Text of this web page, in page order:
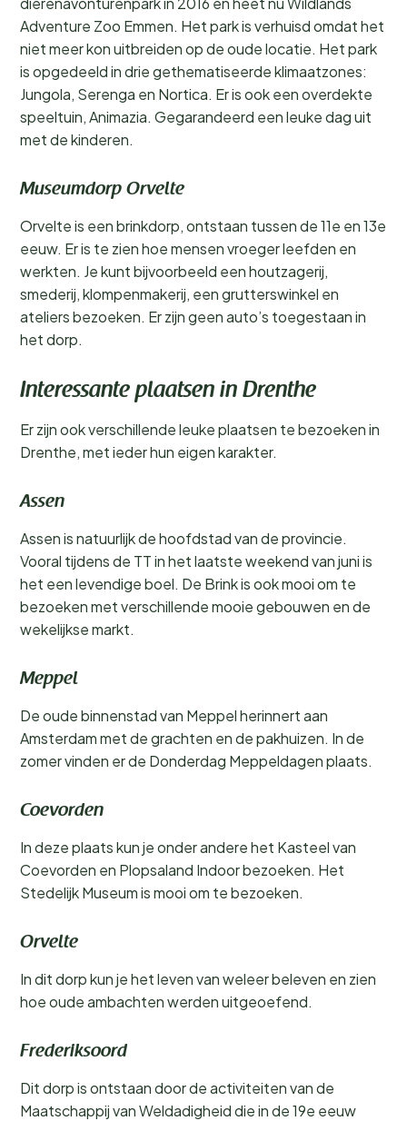
Adventure Zoo Emmen. Het park is verhuisd omdat het
niet meer kon uitbreiden op de oude locatie. Het park
is opgedeeld in drie gethematiseerde klimaatzones:
Jungola, Serenga en Nortica. Er is ook een overdekte
speeltuin, Animazia. Gegarandeerd een leuke dag uit
met de kinderen.
Museumdorp Orvelte
Orvelte is een brinkdorp, ontstaan tussen de 11e en 13e
eeuw. Er is te zien hoe mensen vroeger leefden en
werkten. Je kunt bijvoorbeeld een houtzagerij,
smederij, klompenmakerij, een grutterswinkel en
ateliers bezoeken. Er zijn geen auto’s toegestaan in
het dorp.
Interessante plaatsen in Drenthe
Er zijn ook verschillende leuke plaatsen te bezoeken in
Drenthe, met ieder hun eigen karakter.
Assen
Assen is natuurlijk de hoofdstad van de provincie.
Vooral tijdens de TT in het laatste weekend van juni is
het een levendige boel. De Brink is ook mooi om te
bezoeken met verschillende mooie gebouwen en de
wekelijkse markt.
Meppel
De oude binnenstad van Meppel herinnert aan
Amsterdam met de grachten en de pakhuizen. In de
zomer vinden er de Donderdag Meppeldagen plaats.
Coevorden
In deze plaats kun je onder andere het Kasteel van
Coevorden en Plopsaland Indoor bezoeken. Het
Stedelijk Museum is mooi om te bezoeken.
Orvelte
In dit dorp kun je het leven van weleer beleven en zien
hoe oude ambachten werden uitgeoefend.
Frederiksoord
Dit dorp is ontstaan door de activiteiten van de
Maatschappij van Weldadigheid die in de 19e eeuw